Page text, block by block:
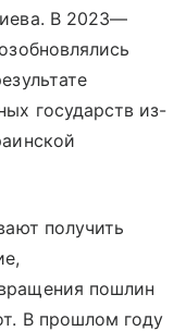
В 2023—
государств из-
получить
пошлин
В прошлом году